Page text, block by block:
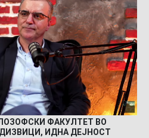
ФАКУЛТЕТ ВО
ИДНА ДЕЈНОСТ